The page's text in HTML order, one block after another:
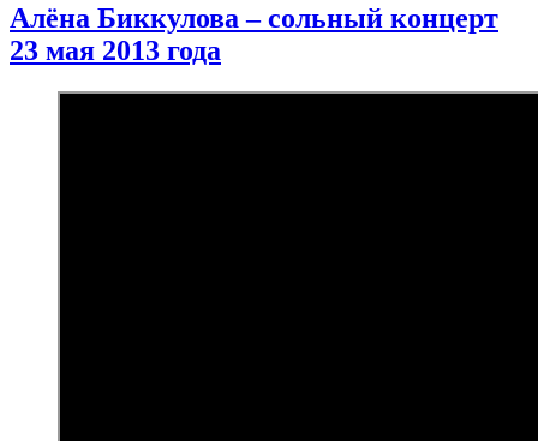
Алёна Биккулова – сольный концерт
23 мая 2013 года